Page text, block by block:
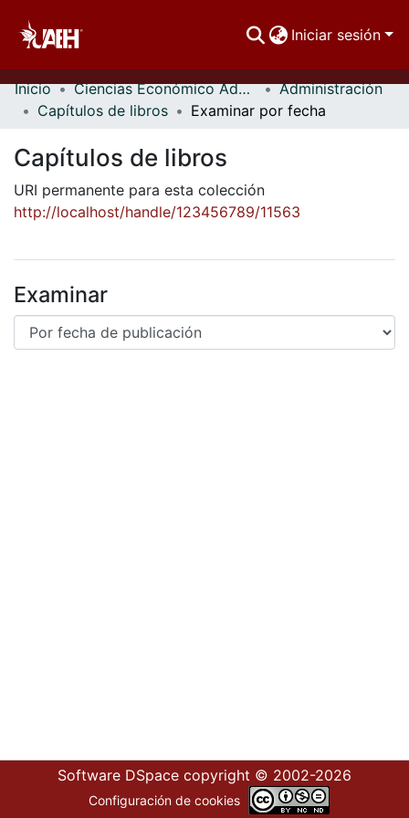
Iniciar sesión
Comunidades
Estadísticas
Inicio Ciencias Económico Administrativas
Administración
Capítulos de libros
Examinar por fecha
Capítulos de libros
URI permanente para esta colección
http://localhost/handle/123456789/11563
Examinar
Software DSpace copyright © 2002-2026
Configuración de cookies